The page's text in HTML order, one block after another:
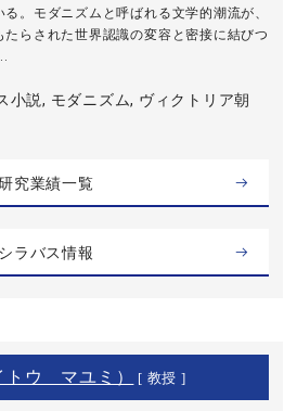
。モダニズムと呼ばれる文学的潮流が、
らされた世界認識の変容と密接に結びつ
小説, モダニズム, ヴィクトリア朝
究業績一覧
シラバス情報
ウ マユミ） [ 教授 ]